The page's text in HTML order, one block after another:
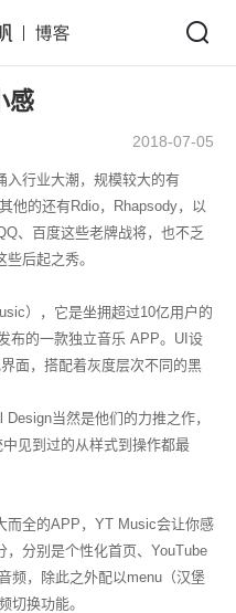
感
2018-07-05
入行业大潮，规模较大的有
他的还有Rdio，Rhapsody，以
、百度这些老牌战将，也不乏
后起之秀。
） ， 它是坐拥超过10亿用户的
布的一款独立音乐 APP。UI设
面，搭配着灰度层次不同的黑
Design当然是他们的力推之作，
中见到过的从样式到操作都最
而全的APP，YT Music会让你感
分别是个性化首页、YouTube
频，除此之外配以menu（汉堡
切换功能。